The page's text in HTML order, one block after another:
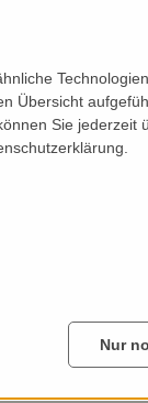
Übersicht
Sie
Nur